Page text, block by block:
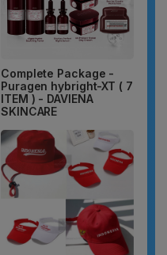
Complete Package -
Puragen hybright-XT ( 7
ITEM ) - DAVIENA
SKINCARE